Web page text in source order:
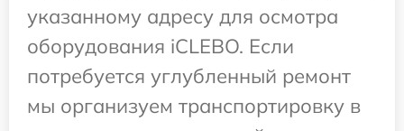
указанному адресу для осмотра
оборудования iCLEBO. Если
потребуется углубленный ремонт
мы организуем транспортировку в